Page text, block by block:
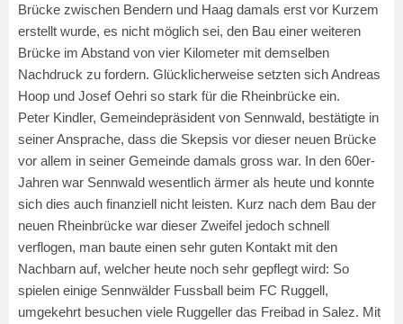
Brücke zwischen Bendern und Haag damals erst vor Kurzem
erstellt wurde, es nicht möglich sei, den Bau einer weiteren
Brücke im Abstand von vier Kilometer mit demselben
Nachdruck zu fordern. Glücklicherweise setzten sich Andreas
Hoop und Josef Oehri so stark für die Rheinbrücke ein.
Peter Kindler, Gemeindepräsident von Sennwald, bestätigte in
seiner Ansprache, dass die Skepsis vor dieser neuen Brücke
vor allem in seiner Gemeinde damals gross war. In den 60er-
Jahren war Sennwald wesentlich ärmer als heute und konnte
sich dies auch finanziell nicht leisten. Kurz nach dem Bau der
neuen Rheinbrücke war dieser Zweifel jedoch schnell
verflogen, man baute einen sehr guten Kontakt mit den
Nachbarn auf, welcher heute noch sehr gepflegt wird: So
spielen einige Sennwälder Fussball beim FC Ruggell,
umgekehrt besuchen viele Ruggeller das Freibad in Salez. Mit